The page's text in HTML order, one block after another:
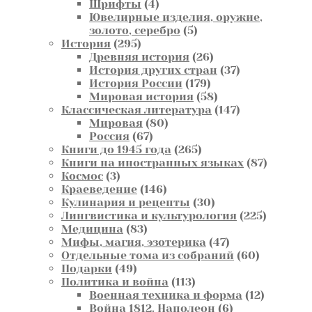
Шрифты 44
товара
Ювелирные изделия, оружие,
золото, серебро 55
История 295295
товаров
Древняя история 2626
товаров
История других стран 3737
История России 179179
товаров
Мировая история 5858
товаров
Классическая литература 147147
Мировая 8080
Россия 6767
товаров
Книги до 1945 года 265265
товаров
Книги на иностранных языках 8787
Космос 33
товара
Краеведение 146146
товаров
Кулинария и рецепты 3030
товаров
Лингвистика и культурология 225225
Медицина 8383
товара
Мифы, магия, эзотерика 4747
товаров
Отдельные тома из собраний 6060
Подарки 4949
товаров
Политика и война 113113
товаров
Военная техника и форма 1212
Война 1812. Наполеон 66